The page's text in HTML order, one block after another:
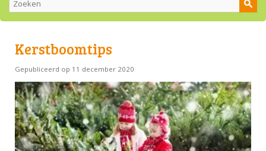
Kerstboomtips
Gepubliceerd op 11 december 2020